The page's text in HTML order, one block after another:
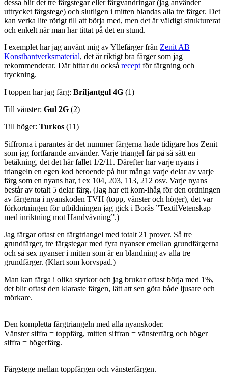
dessa blir det tre färgstegar eller färgvandringar (jag använder
uttrycket färgstege) och slutligen i mitten blandas alla tre färger. Det
kan verka lite rörigt till att börja med, men det är väldigt strukturerat
och enkelt när man har tittat på det en stund.
I exemplet har jag använt mig av Yllefärger från Zenit AB
Konsthantverksmaterial, det är riktigt bra färger som jag
rekommenderar. Där hittar du också recept för färgning och
tryckning.
I toppen har jag färg: Briljantgul 4G (1)
Till vänster: Gul 2G (2)
Till höger: Turkos (11)
Siffrorna i parantes är det nummer färgerna hade tidigare hos Zenit
som jag fortfarande använder. Varje triangel får på så sätt en
betäkning, det det här fallet 1/2/11. Därefter har varje nyans i
triangeln en egen kod beroende på hur många varje delar av varje
färg som en nyans har, t ex 104, 203, 113, 212 osv. Varje nyans
består av totalt 5 delar färg. (Jag har ett kom-ihåg för den ordningen
av färgerna i nyanskoden TVH (topp, vänster och höger), det var
förkortningen för utbildningen jag gick i Borås ”TextilVetenskap
med inriktning mot Handvävning”.)
Jag färgar oftast en färgtriangel med totalt 21 prover. Så tre
grundfärger, tre färgstegar med fyra nyanser emellan grundfärgerna
och så sex nyanser i mitten som är en blandning av alla tre
grundfärger. (Klart som korvspad.)
Man kan färga i olika styrkor och jag brukar oftast börja med 1%,
det blir oftast den klaraste färgen, lätt att sen göra både ljusare och
mörkare.
Den kompletta färgtriangeln med alla nyanskoder.
Vänster siffra = toppfärg, mitten siffran = vänsterfärg och höger
siffra = högerfärg.
Färgstege mellan toppfärgen och vänsterfärgen.